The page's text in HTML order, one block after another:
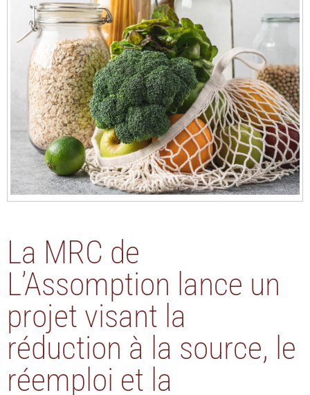
La MRC de
L’Assomption lance un
projet visant la
réduction à la source, le
réemploi et la